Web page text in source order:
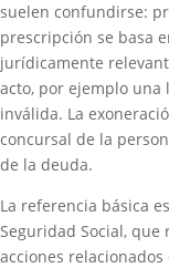
suelen confundirse:
prescripción se basa
jurídicamente
acto, por ejemplo
inválida. La
concursal de la
de la deuda.
La referencia básica
Seguridad Social,
acciones